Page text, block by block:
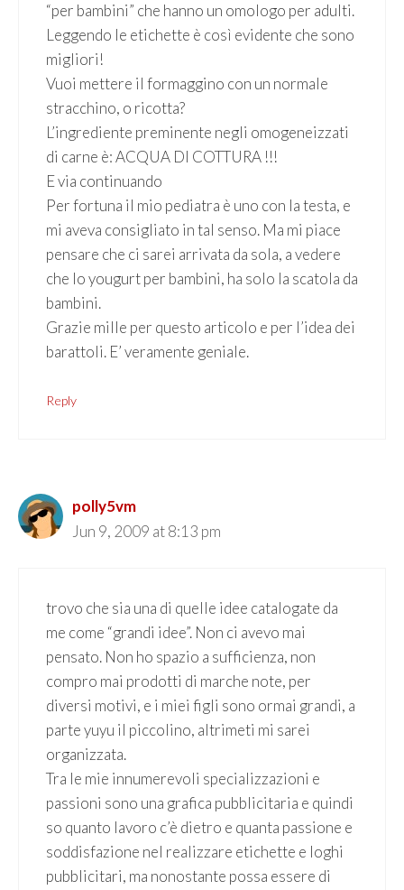
“per bambini” che hanno un omologo per adulti.
Leggendo le etichette è così evidente che sono
migliori!
Vuoi mettere il formaggino con un normale
stracchino, o ricotta?
L’ingrediente preminente negli omogeneizzati
di carne è: ACQUA DI COTTURA !!!
E via continuando
Per fortuna il mio pediatra è uno con la testa, e
mi aveva consigliato in tal senso. Ma mi piace
pensare che ci sarei arrivata da sola, a vedere
che lo yougurt per bambini, ha solo la scatola da
bambini.
Grazie mille per questo articolo e per l’idea dei
barattoli. E’ veramente geniale.
Reply
polly5vm
Jun 9, 2009 at 8:13 pm
trovo che sia una di quelle idee catalogate da
me come “grandi idee”. Non ci avevo mai
pensato. Non ho spazio a sufficienza, non
compro mai prodotti di marche note, per
diversi motivi, e i miei figli sono ormai grandi, a
parte yuyu il piccolino, altrimeti mi sarei
organizzata.
Tra le mie innumerevoli specializzazioni e
passioni sono una grafica pubblicitaria e quindi
so quanto lavoro c’è dietro e quanta passione e
soddisfazione nel realizzare etichette e loghi
pubblicitari, ma nonostante possa essere di